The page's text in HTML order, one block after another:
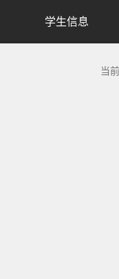
学生信息
当